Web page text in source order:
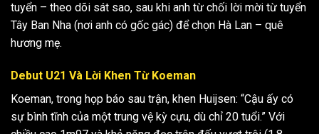
tuyển – theo dõi sát sao, sau khi anh từ chối lời mời từ tuyển
Tây Ban Nha (nơi anh có gốc gác) để chọn Hà Lan – quê
hương mẹ.
Debut U21 Và Lời Khen Từ Koeman
Koeman, trong họp báo sau trận, khen Huijsen: “Cậu ấy có
sự bình tĩnh của một trung vệ kỳ cựu, dù chỉ 20 tuổi.” Với